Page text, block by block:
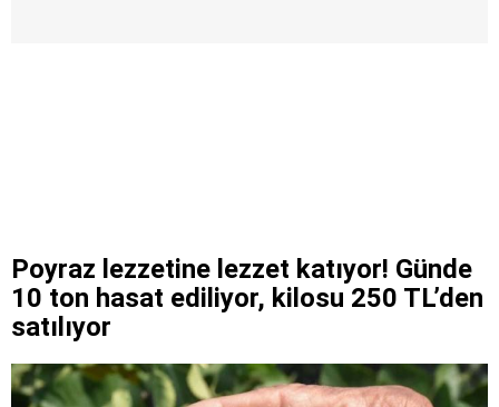
Poyraz lezzetine lezzet katıyor! Günde
10 ton hasat ediliyor, kilosu 250 TL’den
satılıyor